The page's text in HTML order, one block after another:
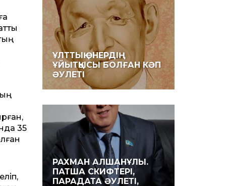
35
ҰЛТ­ТЫҚ ӨНЕРДІҢ
ҰЙЫТҚЫСЫ БОЛҒАН КӘП
ӘУЛЕТІ
РАХМАН АЛШАНҰЛЫ.
ПАТША СКИФТЕРІ,
ПАРАДАТА ӘУЛЕТІ,